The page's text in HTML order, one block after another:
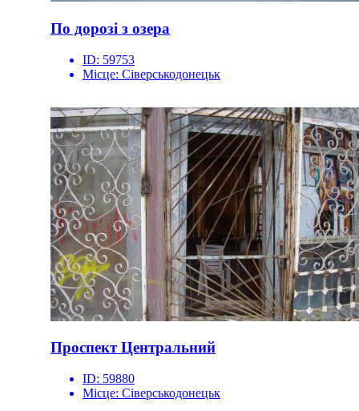
По дорозі з озера
ID: 59753
Місце: Сіверськодонецьк
Проспект Центральний
ID: 59880
Місце: Сіверськодонецьк